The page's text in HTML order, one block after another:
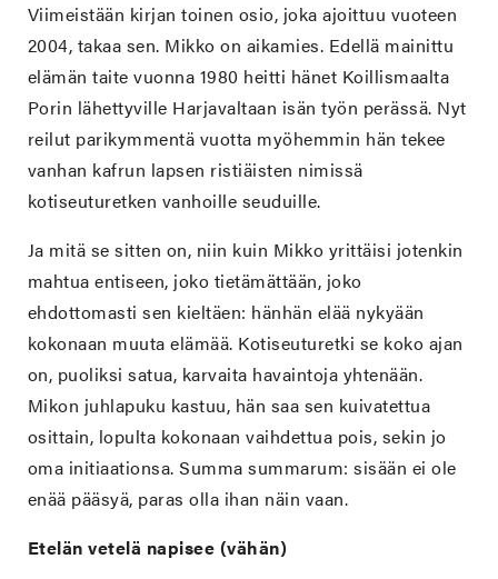
Viimeistään kirjan toinen osio, joka ajoittuu vuoteen
2004, takaa sen. Mikko on aikamies. Edellä mainittu
elämän taite vuonna 1980 heitti hänet Koillismaalta
Porin lähettyville Harjavaltaan isän työn perässä. Nyt
reilut parikymmentä vuotta myöhemmin hän tekee
vanhan kafrun lapsen ristiäisten nimissä
kotiseuturetken vanhoille seuduille.
Ja mitä se sitten on, niin kuin Mikko yrittäisi jotenkin
mahtua entiseen, joko tietämättään, joko
ehdottomasti sen kieltäen: hänhän elää nykyään
kokonaan muuta elämää. Kotiseuturetki se koko ajan
on, puoliksi satua, karvaita havaintoja yhtenään.
Mikon juhlapuku kastuu, hän saa sen kuivatettua
osittain, lopulta kokonaan vaihdettua pois, sekin jo
oma initiaationsa. Summa summarum: sisään ei ole
enää pääsyä, paras olla ihan näin vaan.
Etelän vetelä napisee (vähän)